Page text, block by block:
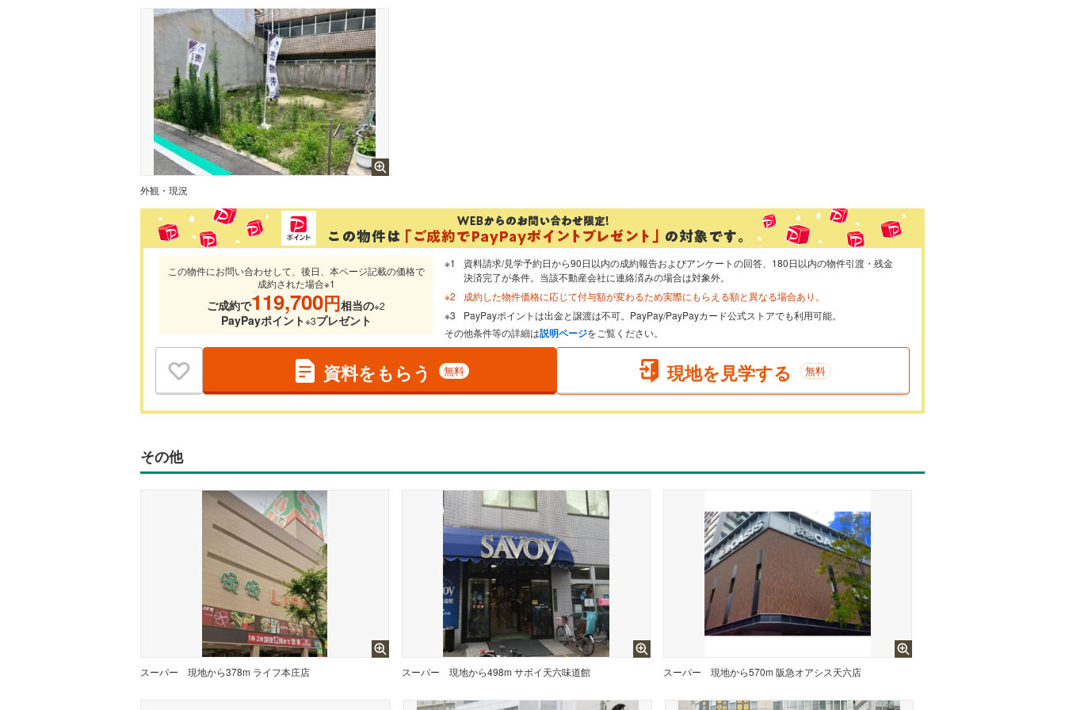
外観・現況
この物件にお問い合わせして、後日、本ページ記載の価格で
成約された場合※1
ご成約で119,700円相当の※2
PayPayポイント※3プレゼント
資料請求/見学予約日から90日以内の成約報告およびアンケートの回答、180日以内の物件引渡・残金
決済完了が条件。当該不動産会社に連絡済みの場合は対象外。
成約した物件価格に応じて付与額が変わるため実際にもらえる額と異なる場合あり。
PayPayポイントは出金と譲渡は不可。PayPay/PayPayカード公式ストアでも利用可能。
その他条件等の詳細は説明ページをご覧ください。
資料をもらう 無料 現地を見学する 無料
その他
スーパー 現地から378m ライフ本庄店 スーパー 現地から498m サボイ天六味道館 スーパー 現地から570m 阪急オアシス天六店